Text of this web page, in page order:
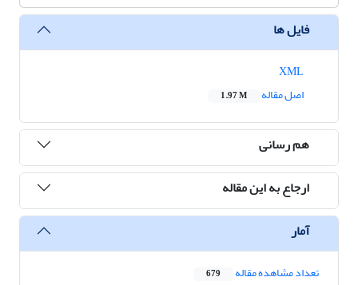
فایل ها
اصل مقاله
1.97 M
هم رسانی
ارجاع به این مقاله
آمار
تعداد مشاهده مقاله 679